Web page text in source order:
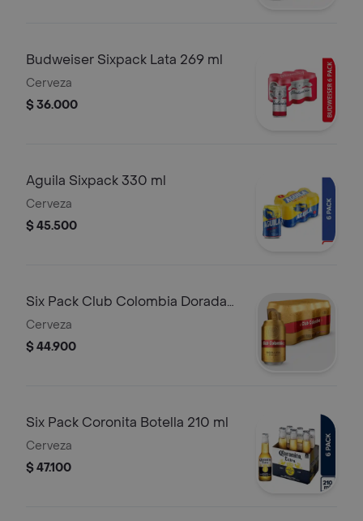
Budweiser Sixpack Lata 269 ml
Cerveza
$ 36.000
Aguila Sixpack 330 ml
Cerveza
$ 45.500
Six Pack Club Colombia Dorada
330 ml
Cerveza
$ 44.900
Six Pack Coronita Botella 210 ml
Cerveza
$ 47.100